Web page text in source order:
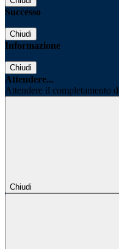
Successo
Chiudi
Informazione
Chiudi
Attendere...
Attendere il completamento
Chiudi